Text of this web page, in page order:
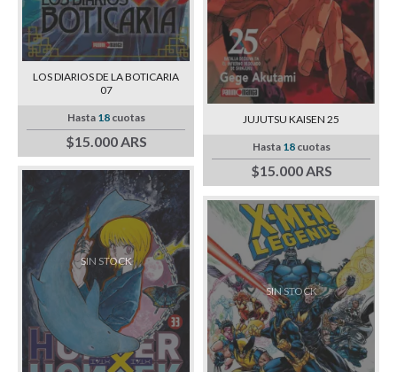
LOS DIARIOS DE LA BOTICARIA
07
Hasta 18cuotas
$15.000 ARS
JUJUTSU KAISEN 25
Hasta 18cuotas
$15.000 ARS
SIN STOCK
SIN STOCK